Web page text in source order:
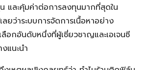
และคุ้มค่าต่อการลงทุนมากที่สุดใน
ลยว่าระบบการจัดการเนื้อหาอย่าง
อกอันดับหนึ่งที่ผู้เชี่ยวชาญและเอเจนซี
แนะนำ